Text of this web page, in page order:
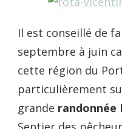
Il est conseillé de
septembre à juin
cette région du
particulièrement
grande randonnée